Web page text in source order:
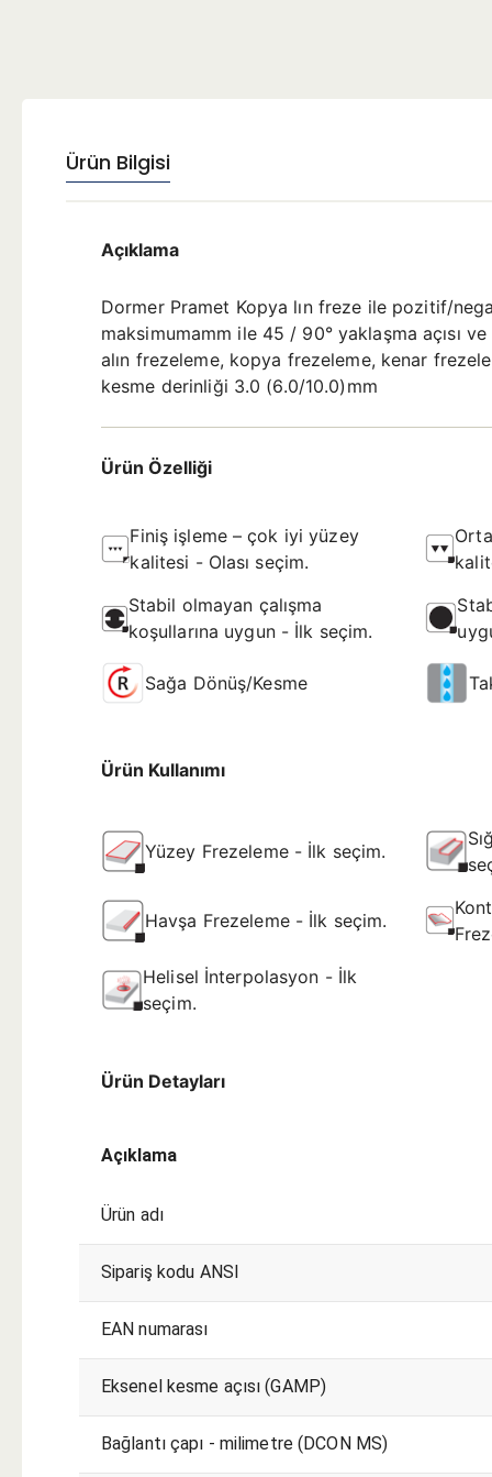
Ürün Bilgisi
Açıklama
Dormer Pramet Kopya lın freze ile pozitif/
maksimumamm ile 45 / 90° yaklaşma açısı
alın frezeleme, kopya frezeleme, kenar
kesme derinliği 3.0 (6.0/10.0)mm
Ürün Özelliği
Finiş işleme – çok iyi yüzey
kalitesi - Olası seçim.
Stabil olmayan çalışma
koşullarına uygun - İlk seçim.
Sağa Dönüş/Kesme
Ürün Kullanımı
Yüzey Frezeleme - İlk seçim.
Havşa Frezeleme - İlk seçim.
Helisel İnterpolasyon - İlk
seçim.
Ürün Detayları
Açıklama
Ürün adı
Sipariş kodu ANSI
EAN numarası
Eksenel kesme açısı (GAMP)
Bağlantı çapı - milimetre (DCON MS)